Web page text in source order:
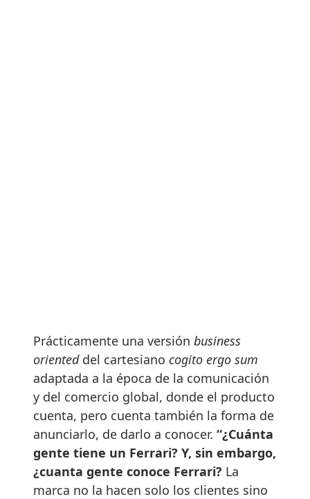
Prácticamente una versión business
orienteddel cartesiano cogito ergo sum
adaptada a la época de la comunicación
y del comercio global, donde el producto
cuenta, pero cuenta también la forma de
anunciarlo, de darlo a conocer. “¿Cuánta
gente tiene un Ferrari? Y, sin embargo,
¿cuanta gente conoce Ferrari? La
marca no la hacen solo los clientes sino